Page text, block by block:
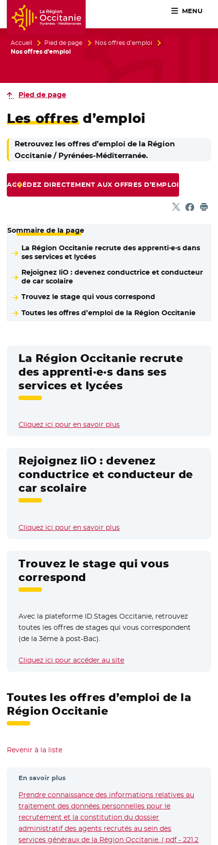
Accueil Région Occitanie / Pyrénées-Méditerranée
MENU
Accueil Pied de page
Nos offres d’emploi
Nos offres d’emploi
Pied de page
Les offresd’emploi
Retrouvez les offres d’emploi de la Région
Occitanie / Pyrénées-Méditerranée.
ACCÉDEZ DIRECTEMENT AUX OFFRES D’EMPLOI
Partager
- Nouvelle
-
Sommaire de la page
La Région Occitanie recrute des apprenti·e·s dans
ses services et lycées
Rejoignez liO : devenez conductrice et conducteur
de car scolaire
Trouvez le stage qui vous correspond
Toutes les offres d’emploi de la Région Occitanie
La Région Occitanie recrute
des apprenti·e·s dans ses
services et lycées
Cliquez ici pour en savoir plus
Rejoignez liO : devenez
conductrice et conducteur de
car scolaire
Cliquez ici pour en savoir plus
Trouvez le stage qui vous
correspond
Avec la plateforme ID.Stages Occitanie, retrouvez
toutes les offres de stages qui vous correspondent
(de la 3éme à post-Bac).
Cliquez ici pour accéder au site
Toutes les offres d’emploi de la
Région Occitanie
Revenir à la liste
En savoir plus
Prendre connaissance des informations relatives au
traitement des données personnelles pour le
recrutement et la constitution du dossier
administratif des agents recrutés au sein des
services généraux de la Région Occitanie. (.pdf - 221.2